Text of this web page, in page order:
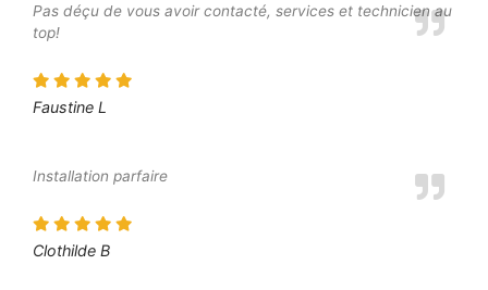
Pas déçu de vous avoir contacté, services et technicien au
top!
Faustine L
Installation parfaire
Clothilde B